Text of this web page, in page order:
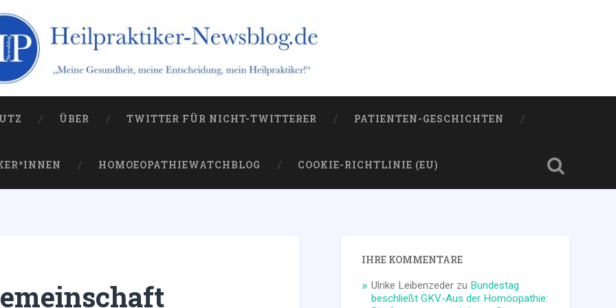
Kampagne gegen sie
ÜBER TWITTER FÜR NICHT-TWITTERER PATIENTEN-GESCHICHTEN
HOMOEOPATHIEWATCHBLOG COOKIE-RICHTLINIE (EU)
IHRE KOMMENTARE
Ulrike Leibenzeder zu Bundestag
beschließt GKV-Aus der Homöopathie: